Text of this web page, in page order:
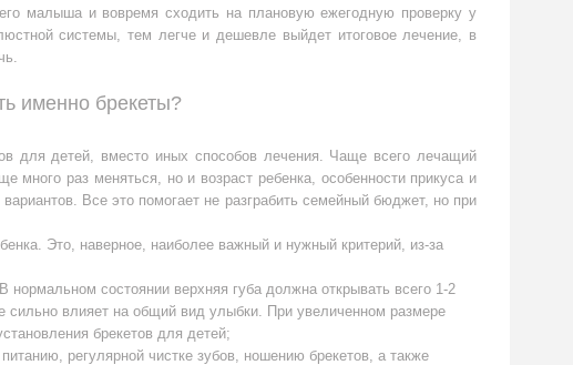
малыша и вовремя сходить на плановую ежегодную проверку у
системы, тем легче и дешевле выйдет итоговое лечение, в
именно брекеты?
для детей, вместо иных способов лечения. Чаще всего лечащий
много раз меняться, но и возраст ребенка, особенности прикуса и
Все это помогает не разграбить семейный бюджет, но при
Это, наверное, наиболее важный и нужный критерий, из-за
нормальном состоянии верхняя губа должна открывать всего 1-2
сильно влияет на общий вид улыбки. При увеличенном размере
брекетов для детей;
регулярной чистке зубов, ношению брекетов, а также